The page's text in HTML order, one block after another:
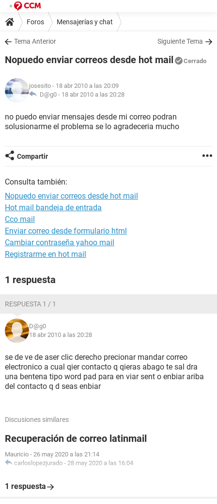
Foros Mensajerías y chat
Tema Anterior Siguiente Tema
Nopuedo enviar correos desde hot mail Cerrado
josesito - 18 abr 2010 a las 20:09
D@g0 - 18 abr 2010 a las 20:28
no puedo enviar mensajes desde mi correo podran
solusionarme el problema se lo agradeceria mucho
Compartir
Consulta también:
Nopuedo enviar correos desde hot mail
Hot mail bandeja de entrada
Cco mail
Enviar correo desde formulario html
Cambiar contraseña yahoo mail
Registrarme en hot mail
1 respuesta
RESPUESTA 1 / 1
D@g0
18 abr 2010 a las 20:28
se de ve de aser clic derecho precionar mandar correo
electronico a cual qier contacto q qieras abago te sal dra
una bentena tipo word pad para en viar sent o enbiar ariba
del contacto q d seas enbiar
Discusiones similares
Recuperación de correo latinmail
Mauricio - 26 may 2020 a las 21:14
carloslopezjurado - 28 may 2020 a las 16:04
1 respuesta